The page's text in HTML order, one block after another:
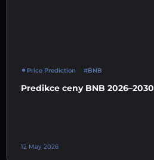
Price Prediction #BNB
Predikce ceny BNB 2026–2030
12 May 2026